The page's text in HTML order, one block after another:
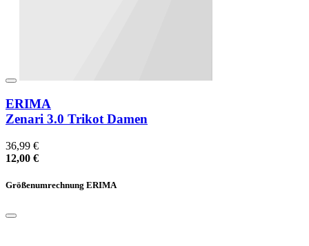
ERIMA
Zenari 3.0 Trikot Damen
36,99 €
12,00 €
Größenumrechnung ERIMA